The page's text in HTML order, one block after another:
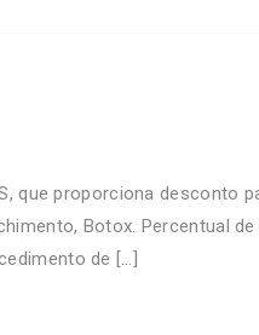
que proporciona desconto
Botox. Percentual
de […]